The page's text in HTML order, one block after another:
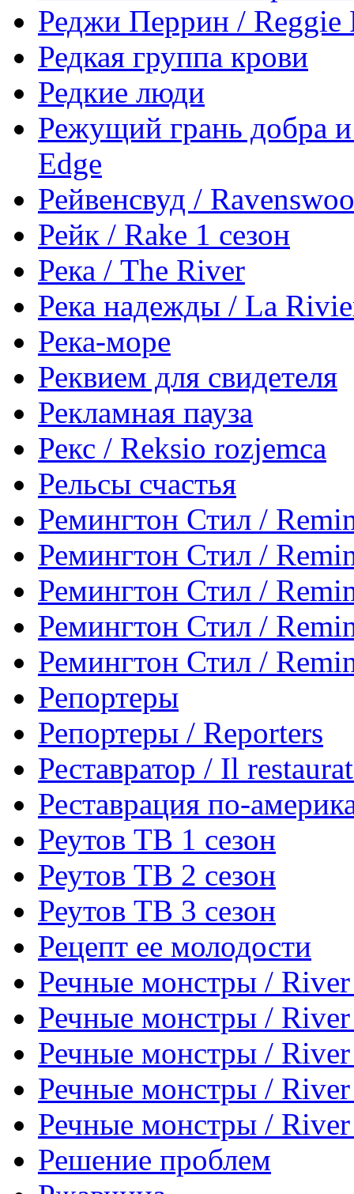
Реджи Перрин / Reggie
Редкая группа крови
Редкие люди
Режущий грань добра
Edge
Рейвенсвуд /
Рейк / Rake 1 сезон
Река / The River
Река надежды / La
Река-море
Реквием для свидетеля
Рекламная пауза
Рекс / Reksio rozjemca
Рельсы счастья
Ремингтон Стил /
Ремингтон Стил /
Ремингтон Стил /
Ремингтон Стил /
Ремингтон Стил /
Репортеры
Репортеры / Reporters
Реставратор / Il
Реставрация по-
Реутов ТВ 1 сезон
Реутов ТВ 2 сезон
Реутов ТВ 3 сезон
Рецепт ее молодости
Речные монстры / River
Речные монстры / River
Речные монстры / River
Речные монстры / River
Речные монстры / River
Решение проблем